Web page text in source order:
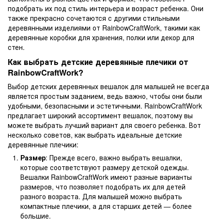
подобрать их под стиль интерьера и возраст ребенка. Они
также прекрасно сочетаются с другими стильными
деревянными изделиями от RainbowCraftWork, такими как
деревянные коробки для хранения, полки или декор для
стен.
Как выбрать детские деревянные плечики от
RainbowCraftWork?
Выбор детских деревянных вешалок для малышей не всегда
является простым заданием, ведь важно, чтобы они были
удобными, безопасными и эстетичными. RainbowCraftWork
предлагает широкий ассортимент вешалок, поэтому вы
можете выбрать лучший вариант для своего ребенка. Вот
несколько советов, как выбрать идеальные детские
деревянные плечики:
Размер: Прежде всего, важно выбрать вешалки,
которые соответствуют размеру детской одежды.
Вешалки RainbowCraftWork имеют разные варианты
размеров, что позволяет подобрать их для детей
разного возраста. Для малышей можно выбрать
компактные плечики, а для старших детей — более
большие.